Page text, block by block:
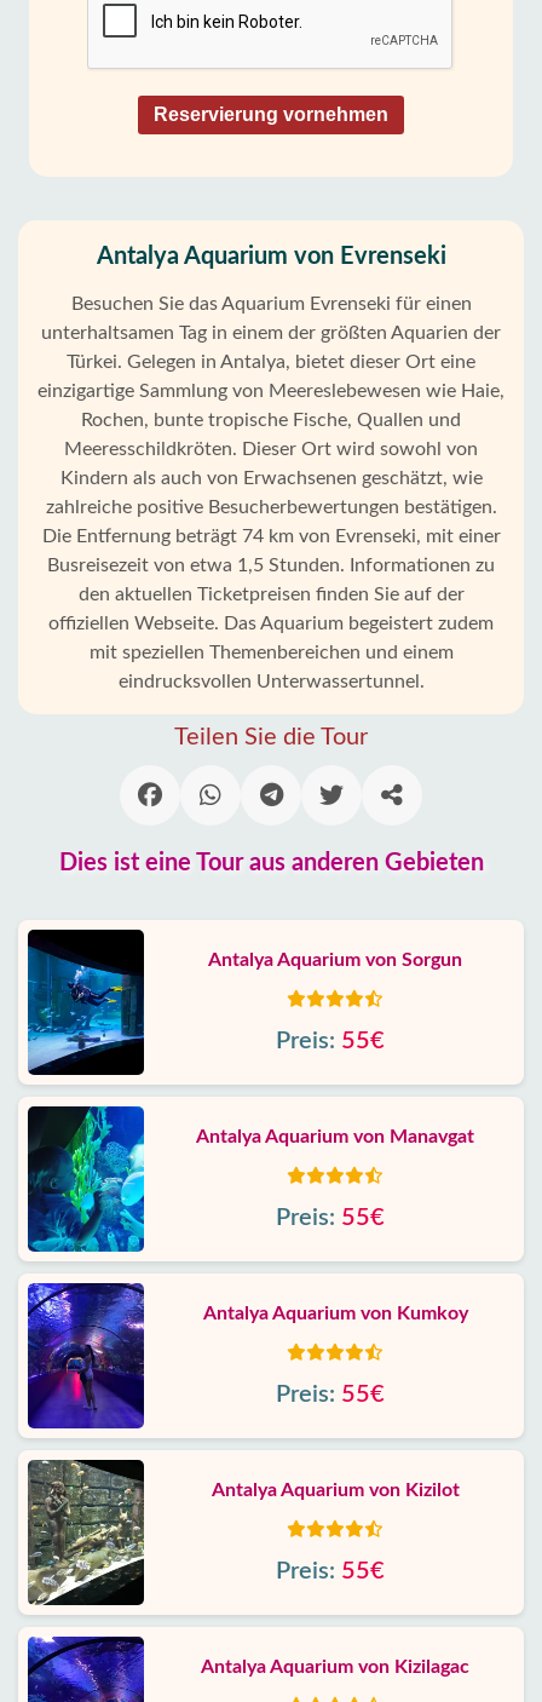
Reservierung vornehmen
Antalya Aquarium von Evrenseki
Besuchen Sie das Aquarium Evrenseki für einen
unterhaltsamen Tag in einem der größten Aquarien der
Türkei. Gelegen in Antalya, bietet dieser Ort eine
einzigartige Sammlung von Meereslebewesen wie Haie,
Rochen, bunte tropische Fische, Quallen und
Meeresschildkröten. Dieser Ort wird sowohl von
Kindern als auch von Erwachsenen geschätzt, wie
zahlreiche positive Besucherbewertungen bestätigen.
Die Entfernung beträgt 74 km von Evrenseki, mit einer
Busreisezeit von etwa 1,5 Stunden. Informationen zu
den aktuellen Ticketpreisen finden Sie auf der
offiziellen Webseite. Das Aquarium begeistert zudem
mit speziellen Themenbereichen und einem
eindrucksvollen Unterwassertunnel.
Teilen Sie die Tour
Dies ist eine Tour aus anderen Gebieten
Antalya Aquarium von Sorgun
Preis: 55€
Antalya Aquarium von Manavgat
Preis: 55€
Antalya Aquarium von Kumkoy
Preis: 55€
Antalya Aquarium von Kizilot
Preis: 55€
Antalya Aquarium von Kizilagac